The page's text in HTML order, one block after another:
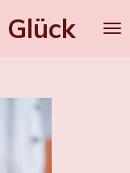
Glück